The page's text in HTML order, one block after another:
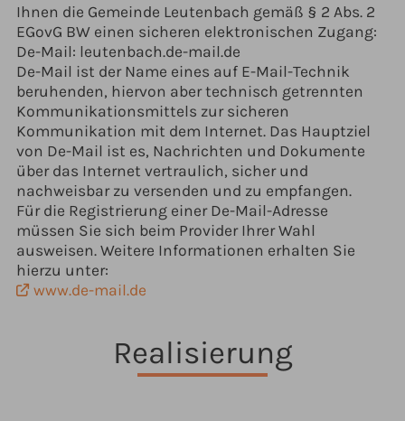
Ihnen die Gemeinde Leutenbach gemäß § 2 Abs. 2
EGovG BW einen sicheren elektronischen Zugang:
De-Mail: leutenbach.de-mail.de
De-Mail ist der Name eines auf E-Mail-Technik
beruhenden, hiervon aber technisch getrennten
Kommunikationsmittels zur sicheren
Kommunikation mit dem Internet. Das Hauptziel
von De-Mail ist es, Nachrichten und Dokumente
über das Internet vertraulich, sicher und
nachweisbar zu versenden und zu empfangen.
Für die Registrierung einer De-Mail-Adresse
müssen Sie sich beim Provider Ihrer Wahl
ausweisen. Weitere Informationen erhalten Sie
hierzu unter:
www.de-mail.de
Realisierung